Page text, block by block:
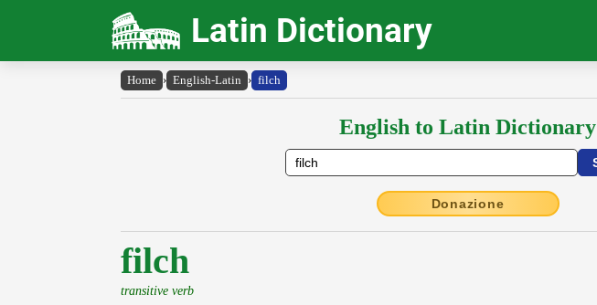
Latin Dictionary
Home › English-Latin › filch
English to Latin Dictionary
Donazione
filch
transitive verb